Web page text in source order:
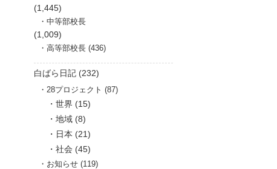
(1,445)
中等部校長
(1,009)
高等部校長 (436)
白ばら日記 (232)
28プロジェクト (87)
世界 (15)
地域 (8)
日本 (21)
社会 (45)
お知らせ (119)